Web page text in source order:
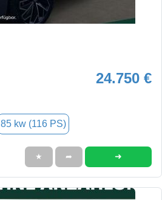
24.750 €
85 kw (116 PS)
★ ➦ ➜